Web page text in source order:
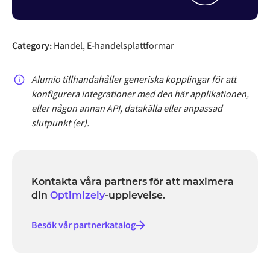
Category:Handel, E-handelsplattformar
Alumio tillhandahåller generiska kopplingar för att
konfigurera integrationer med den här applikationen,
eller någon annan API, datakälla eller anpassad
slutpunkt (er).
Kontakta våra partners för att maximera
din Optimizely-upplevelse.
Besök vår partnerkatalog